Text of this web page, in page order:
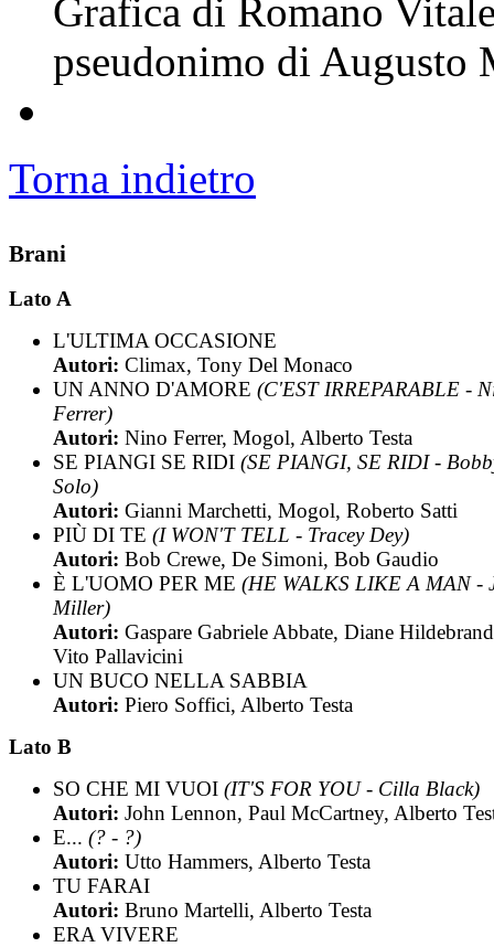
Grafica di Romano
pseudonimo di Augusto
Torna indietro
Brani
Lato A
L'ULTIMA OCCASIONE
Autori: Climax, Tony Del Monaco
UN ANNO D'AMORE (C'EST IRREPARABLE -
Ferrer)
Autori: Nino Ferrer, Mogol, Alberto Testa
SE PIANGI SE RIDI (SE PIANGI, SE RIDI -
Solo)
Autori: Gianni Marchetti, Mogol, Roberto Satti
PIÙ DI TE (I WON'T TELL - Tracey Dey)
Autori: Bob Crewe, De Simoni, Bob Gaudio
È L'UOMO PER ME (HE WALKS LIKE A MAN -
Miller)
Autori: Gaspare Gabriele Abbate, Diane
Vito Pallavicini
UN BUCO NELLA SABBIA
Autori: Piero Soffici, Alberto Testa
Lato B
SO CHE MI VUOI (IT'S FOR YOU - Cilla Black)
Autori: John Lennon, Paul McCartney, Alberto
E... (? - ?)
Autori: Utto Hammers, Alberto Testa
TU FARAI
Autori: Bruno Martelli, Alberto Testa
ERA VIVERE